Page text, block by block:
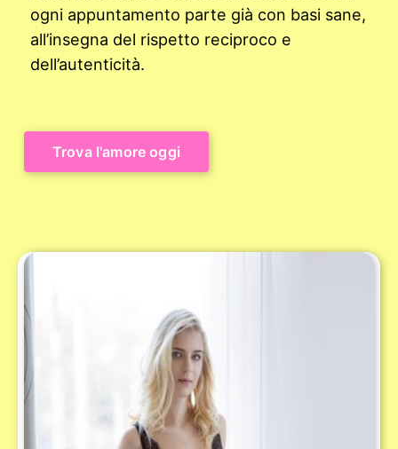
ogni appuntamento parte già con basi sane,
all’insegna del rispetto reciproco e
dell’autenticità.
Trova l'amore oggi